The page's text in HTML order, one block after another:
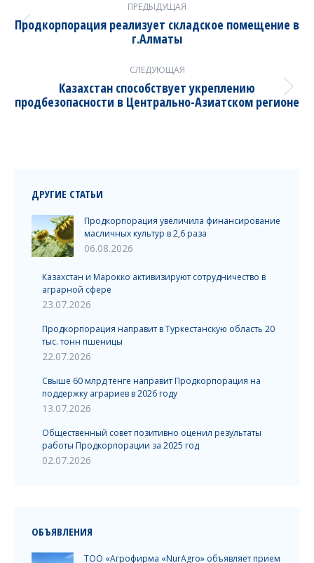
navigation
ПРЕДЫДУЩАЯ
Previous
post:
Продкорпорация реализует складское помещение в
г.Алматы
СЛЕДУЮЩАЯ
Next
post:
Казахстан способствует укреплению
продбезопасности в Центрально-Азиатском регионе
ДРУГИЕ СТАТЬИ
Продкорпорация увеличила финансирование
масличных культур в 2,6 раза
06.08.2026
Казахстан и Марокко активизируют сотрудничество в
аграрной сфере
23.07.2026
Продкорпорация направит в Туркестанскую область 20
тыс. тонн пшеницы
22.07.2026
Свыше 60 млрд тенге направит Продкорпорация на
поддержку аграриев в 2026 году
13.07.2026
Общественный совет позитивно оценил результаты
работы Продкорпорации за 2025 год
02.07.2026
ОБЪЯВЛЕНИЯ
ТОО «Агрофирма «NurAgro» объявляет прием